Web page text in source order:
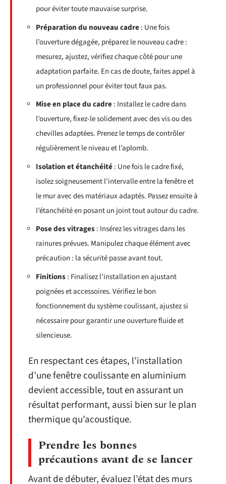
pour éviter toute mauvaise surprise.
Préparation du nouveau cadre: Une fois
l’ouverture dégagée, préparez le nouveau cadre :
mesurez, ajustez, vérifiez chaque côté pour une
adaptation parfaite. En cas de doute, faites appel à
un professionnel pour éviter tout faux pas.
Mise en place du cadre: Installez le cadre dans
l’ouverture, fixez-le solidement avec des vis ou des
chevilles adaptées. Prenez le temps de contrôler
régulièrement le niveau et l’aplomb.
Isolation et étanchéité: Une fois le cadre fixé,
isolez soigneusement l’intervalle entre la fenêtre et
le mur avec des matériaux adaptés. Passez ensuite à
l’étanchéité en posant un joint tout autour du cadre.
Pose des vitrages: Insérez les vitrages dans les
rainures prévues. Manipulez chaque élément avec
précaution : la sécurité passe avant tout.
Finitions: Finalisez l’installation en ajustant
poignées et accessoires. Vérifiez le bon
fonctionnement du système coulissant, ajustez si
nécessaire pour garantir une ouverture fluide et
silencieuse.
En respectant ces étapes, l’installation
d’une fenêtre coulissante en aluminium
devient accessible, tout en assurant un
résultat performant, aussi bien sur le plan
thermique qu’acoustique.
Prendre les bonnes
précautions avant de se lancer
Avant de débuter, évaluez l’état des murs